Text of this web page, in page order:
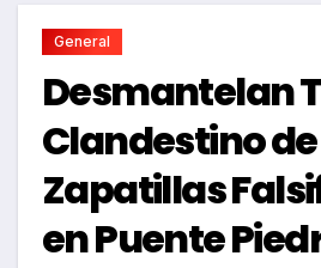
General
Desmantelan
Clandestino de
Zapatillas
en Puente